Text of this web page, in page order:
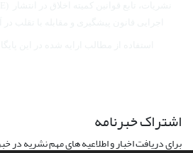
اشتراک خبرنامه
برای دریافت اخبار و اطلاعیه های مهم نشریه